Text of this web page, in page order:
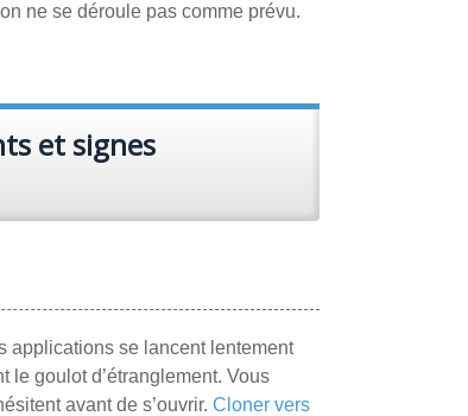
ne se déroule pas comme prévu.
et signes
applications se lancent lentement
le goulot d’étranglement. Vous
avant de s’ouvrir. Cloner vers